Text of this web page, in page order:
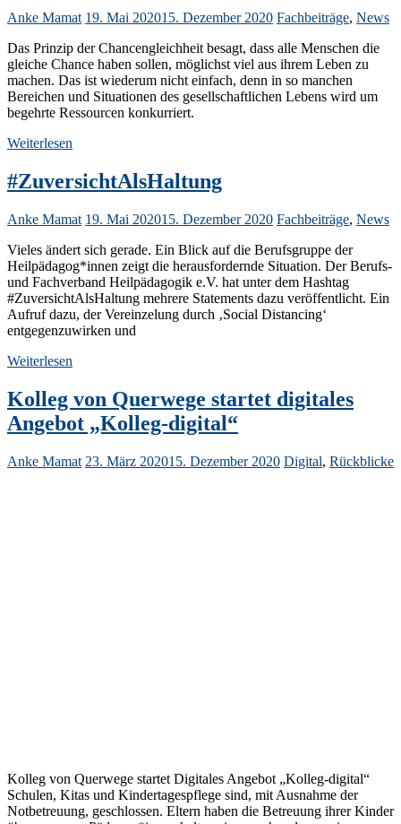
Anke Mamat 19. Mai 202015. Dezember 2020 Fachbeiträge, News
Das Prinzip der Chancengleichheit besagt, dass alle Menschen die
gleiche Chance haben sollen, möglichst viel aus ihrem Leben zu
machen. Das ist wiederum nicht einfach, denn in so manchen
Bereichen und Situationen des gesellschaftlichen Lebens wird um
begehrte Ressourcen konkurriert.
Weiterlesen
#ZuversichtAlsHaltung
Anke Mamat 19. Mai 202015. Dezember 2020 Fachbeiträge, News
Vieles ändert sich gerade. Ein Blick auf die Berufsgruppe der
Heilpädagog*innen zeigt die herausfordernde Situation. Der Berufs-
und Fachverband Heilpädagogik e.V. hat unter dem Hashtag
#ZuversichtAlsHaltung mehrere Statements dazu veröffentlicht. Ein
Aufruf dazu, der Vereinzelung durch ‚Social Distancing‘
entgegenzuwirken und
Weiterlesen
Kolleg von Querwege startet digitales
Angebot „Kolleg-digital“
Anke Mamat 23. März 202015. Dezember 2020 Digital, Rückblicke
Kolleg von Querwege startet Digitales Angebot „Kolleg-digital“
Schulen, Kitas und Kindertagespflege sind, mit Ausnahme der
Notbetreuung, geschlossen. Eltern haben die Betreuung ihrer Kinder